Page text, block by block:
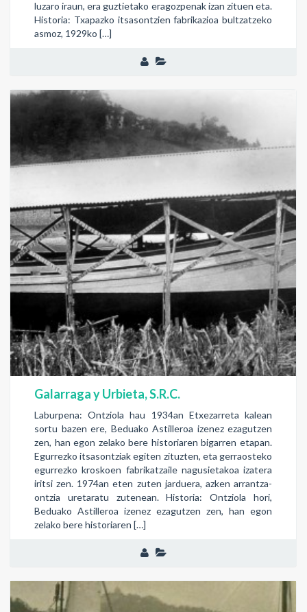
luzaro iraun, era guztietako eragozpenak izan zituen eta.
Historia: Txapazko itsasontzien fabrikazioa bultzatzeko
asmoz, 1929ko […]
Galarraga y Urbieta, S.R.C.
Laburpena: Ontziola hau 1934an Etxezarreta kalean
sortu bazen ere, Beduako Astilleroa izenez ezagutzen
zen, han egon zelako bere historiaren bigarren etapan.
Egurrezko itsasontziak egiten zituzten, eta gerraosteko
egurrezko kroskoen fabrikatzaile nagusietakoa izatera
iritsi zen. 1974an eten zuten jarduera, azken arrantza-
ontzia uretaratu zutenean. Historia: Ontziola hori,
Beduako Astilleroa izenez ezagutzen zen, han egon
zelako bere historiaren […]